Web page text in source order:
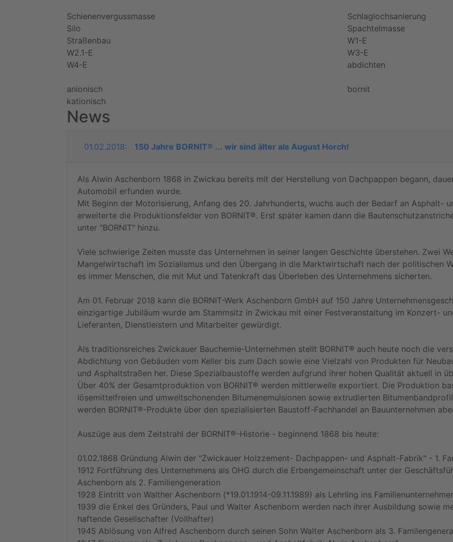
Schienenvergussmasse
Schlaglochsanierung
Silo
Spachtelmasse
Straßenbau
W1-E
W2.1-E
W3-E
W4-E
abdichten
anionisch
bornit
kationisch
News
01.02.2018: 150 Jahre BORNIT® ... wir sind älter als August Horch!
Als Alwin Aschenborn 1868 in Zwickau bereits mit der Herstellung von Dachpappen begann,
Automobil erfunden wurde.
Mit Beginn der Motorisierung, Anfang des 20. Jahrhunderts, wuchs auch der Bedarf an Asphalt-
erweiterte die Produktionsfelder von BORNIT®. Erst später kamen dann die
unter "BORNIT" hinzu.
Viele schwierige Zeiten musste das Unternehmen in seiner langen Geschichte überstehen. Zwei
Mangelwirtschaft im Sozialismus und den Übergang in die Marktwirtschaft nach der politischen
es immer Menschen, die mit Mut und Tatenkraft das Überleben des Unternehmens sicherten.
Am 01. Februar 2018 kann die BORNIT-Werk Aschenborn GmbH auf 150 Jahre
einzigartige Jubiläum wurde am Stammsitz in Zwickau mit einer Festveranstaltung im Konzert-
Lieferanten, Dienstleistern und Mitarbeiter gewürdigt.
Als traditionsreiches Zwickauer Bauchemie-Unternehmen stellt BORNIT® auch heute noch die
Abdichtung von Gebäuden vom Keller bis zum Dach sowie eine Vielzahl von Produkten für
und Asphaltstraßen her. Diese Spezialbaustoffe werden aufgrund ihrer hohen Qualität aktuell in
Über 40% der Gesamtproduktion von BORNIT® werden mittlerweile exportiert. Die Produktion
lösemittelfreien und umweltschonenden Bitumenemulsionen sowie extrudierten
werden BORNIT®-Produkte über den spezialisierten Baustoff-Fachhandel an Bauunternehmen
Auszüge aus dem Zeitstrahl der BORNIT®-Historie - beginnend 1868 bis heute:
01.02.1868 Gründung Alwin der "Zwickauer Holzzement- Dachpappen- und Asphalt-Fabrik" - 1.
1912 Fortführung des Unternehmens als OHG durch die Erbengemeinschaft unter der
Aschenborn als 2. Familiengeneration
1928 Eintritt von Walther Aschenborn (*19.01.1914-09.11.1989) als Lehrling ins
1939 die Enkel des Gründers, Paul und Walter Aschenborn werden nach ihrer Ausbildung sowie
haftende Gesellschafter (Vollhafter)
1945 Ablösung von Alfred Aschenborn durch seinen Sohn Walter Aschenborn als 3.